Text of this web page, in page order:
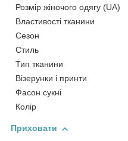
Розмір жіночого одягу (UA)
Властивості тканини
Сезон
Стиль
Тип тканини
Візерунки і принти
Фасон сукні
Колір
Приховати